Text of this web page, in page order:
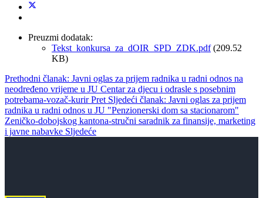
Preuzmi dodatak:
Tekst_konkursa_za_dOIR_SPD_ZDK.pdf(209.52
KB)
Prethodni članak: Javni oglas za prijem radnika u radni odnos na
neodređeno vrijeme u JU Centar za djecu i odrasle s posebnim
potrebama-vozač-kurirPret Sljedeći članak: Javni oglas za prijem
radnika u radni odnos u JU "Penzionerski dom sa stacionarom"
Zeničko-dobojskog kantona-stručni saradnik za finansije, marketing
i javne nabavke Sljedeće